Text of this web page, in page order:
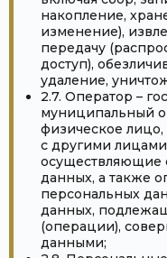
накопление,
изменение),
передачу
доступ),
удаление,
2.7. Оператор –
муниципальный
физическое лицо,
с другими
осуществляющие
данных, а также
персональных
данных,
(операции),
данными;